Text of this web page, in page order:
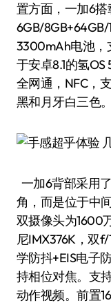
置方面，一加6搭
6GB/
3300mAh电池，
于安卓8.1的氢
全网通，NFC，
黑和月牙白三色。
一加6背部采用
角，而是位于中
双摄像头为1600
尼IMX376K，双
学防抖+EIS电子
持相位对焦。支
动作视频。前置